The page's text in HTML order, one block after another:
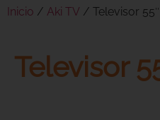
Inicio / Aki TV / Televisor
Televisor